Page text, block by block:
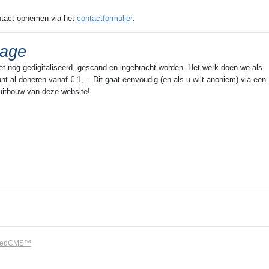
opnemen via het contactformulier
gedigitaliseerd, gescand en ingebracht worden. Het werk doen we als
al doneren vanaf € 1,--. Dit gaat eenvoudig (en als u wilt anoniem) via een
van deze website!